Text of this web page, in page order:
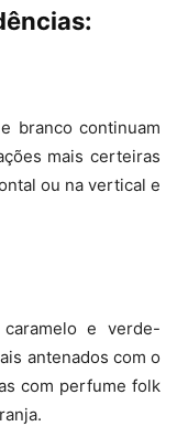
branco continuam
mais certeiras
ou na vertical e
e verde-
antenados com o
com perfume folk